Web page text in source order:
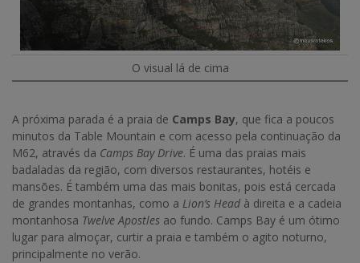
O visual lá de cima
A próxima parada é a praia de Camps Bay, que fica a poucos
minutos da Table Mountain e com acesso pela continuação da
M62, através da Camps Bay Drive. É uma das praias mais
badaladas da região, com diversos restaurantes, hotéis e
mansões. É também uma das mais bonitas, pois está cercada
de grandes montanhas, como a Lion’s Head à direita e a cadeia
montanhosa Twelve Apostles ao fundo. Camps Bay é um ótimo
lugar para almoçar, curtir a praia e também o agito noturno,
principalmente no verão.